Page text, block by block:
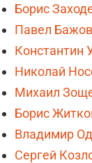
Борис
Павел Бажов
Константин
Николай
Михаил
Борис
Владимир
Сергей